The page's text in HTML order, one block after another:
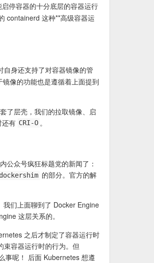
停容器的十分底层的容器运行
containerd 这种**高级容器运
自身还支持了对容器镜像的管
像的功能也是遵循着上面提到
了层壳，我们的拉取镜像、启
还有 CRI-O 。
公众号疯狂标题党的新闻了：
dockershim 的部分。官方的解
我们上面聊到了 Docker Engine
这层关系的。
之后才制定了容器运行时
束容器运行时的行为。但
事呢！ 后面 Kubernetes 想遵